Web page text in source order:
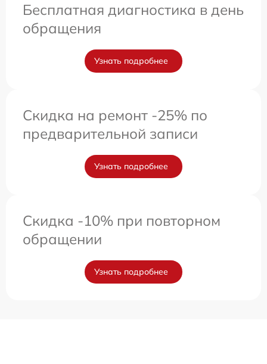
Бесплатная диагностика в день
обращения
Узнать подробнее
Скидка на ремонт -25% по
предварительной записи
Узнать подробнее
Скидка -10% при повторном
обращении
Узнать подробнее